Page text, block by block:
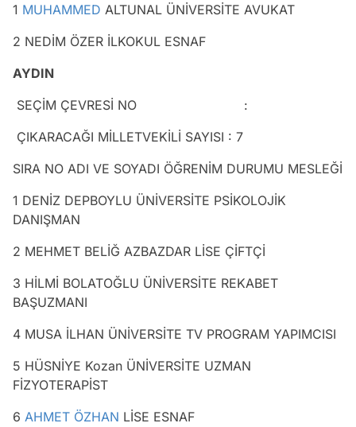
1 MUHAMMED ALTUNAL ÜNİVERSİTE AVUKAT
2 NEDİM ÖZER İLKOKUL ESNAF
AYDIN
SEÇİM ÇEVRESİ NO :
ÇIKARACAĞI MİLLETVEKİLİ SAYISI : 7
SIRA NO ADI VE SOYADI ÖĞRENİM DURUMU MESLEĞİ
1 DENİZ DEPBOYLU ÜNİVERSİTE PSİKOLOJİK
DANIŞMAN
2 MEHMET BELİĞ AZBAZDAR LİSE ÇİFTÇİ
3 HİLMİ BOLATOĞLU ÜNİVERSİTE REKABET
BAŞUZMANI
4 MUSA İLHAN ÜNİVERSİTE TV PROGRAM YAPIMCISI
5 HÜSNİYE Kozan ÜNİVERSİTE UZMAN
FİZYOTERAPİST
6 AHMET ÖZHAN LİSE ESNAF